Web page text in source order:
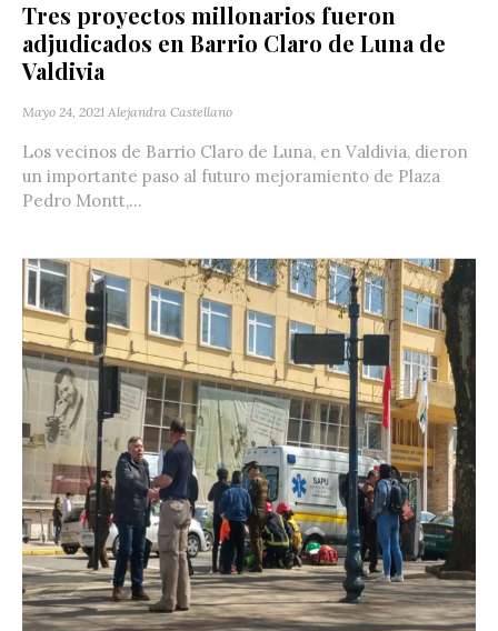
Tres proyectos millonarios fueron
adjudicados en Barrio Claro de Luna de
Valdivia
Mayo 24, 2021 Alejandra Castellano
Los vecinos de Barrio Claro de Luna, en Valdivia, dieron
un importante paso al futuro mejoramiento de Plaza
Pedro Montt,...